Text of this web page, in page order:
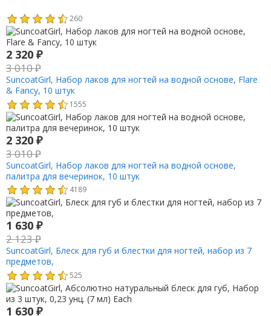
260
2 320 ₽
3 010₽
SuncoatGirl, Набор лаков для ногтей на водной основе, Flare
& Fancy, 10 штук
1555
2 320 ₽
3 010₽
SuncoatGirl, Набор лаков для ногтей на водной основе,
палитра для вечеринок, 10 штук
4189
1 630 ₽
2 123₽
SuncoatGirl, Блеск для губ и блестки для ногтей, набор из 7
предметов,
525
1 630 ₽